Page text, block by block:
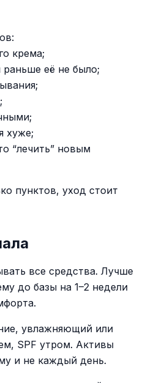
крема;
раньше её не было;
хуже;
“лечить” новым
пунктов, уход стоит
все средства. Лучше
до базы на 1–2 недели
увлажняющий или
SPF утром. Активы
и не каждый день.